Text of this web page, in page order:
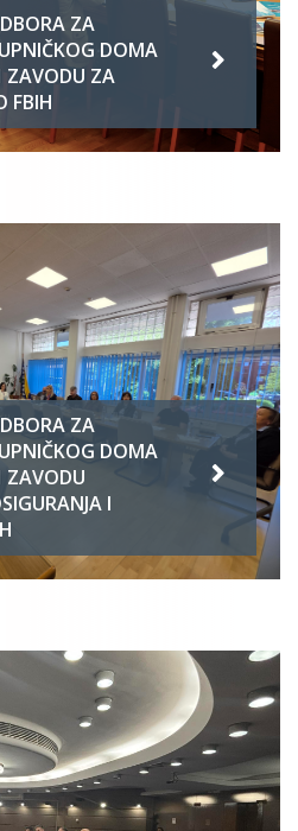
ZA
DOMA
ZAVODU ZA
FBIH
ZA
DOMA
ZAVODU
I